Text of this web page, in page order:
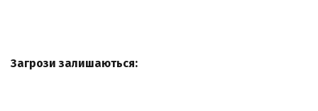
Загрози залишаються: